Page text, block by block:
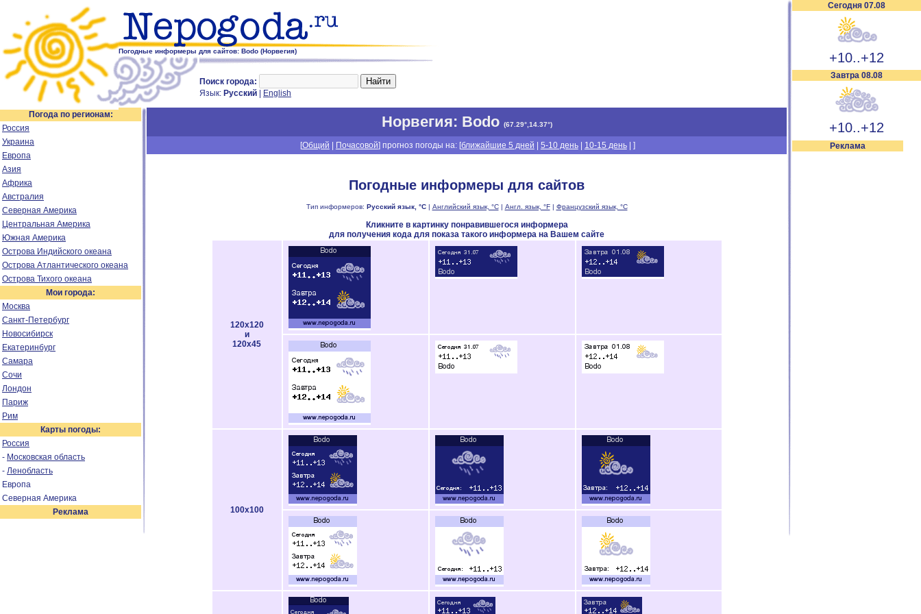
Погодные информеры для сайтов: Bodo (Норвегия)
Поиск города:
Язык: Русский English
Сегодня 07.08
+10..+12
Завтра 08.08
+10..+12
Реклама
Погода по регионам:
Россия
Украина
Европа
Азия
Африка
Австралия
Северная Америка
Центральная Америка
Южная Америка
Острова Индийского океана
Острова Атлантического океана
Острова Тихого океана
Мои города:
Москва
Санкт-Петербург
Новосибирск
Екатеринбург
Самара
Сочи
Лондон
Париж
Рим
Карты погоды:
Россия
- Московская область
- Ленобласть
Европа
Северная Америка
Реклама
Норвегия: Bodo (67.29°,14.37°)
[Общий Почасовой] прогноз погоды на: [ближайшие 5 дней 5-10 день| 10-15 день| ]
Погодные информеры для сайтов
Тип информеров: Русский язык, °C| Английский язык, °C| Англ. язык, °F| Французский язык, °C
Кликните в картинку понравившегося информера
для получения кода для показа такого информера на Вашем сайте
120x120
и
120x45
100x100